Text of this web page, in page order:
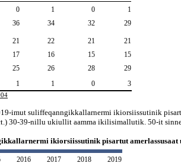
0 1 0
1
36 34 32
29
21 22 21
21
17 16 15
15
25 26 28
29
1 1 0 3
imut suliffeqanngikkallarnermi ikiorsiissutinik
30-39-nillu ukiullit aamma ikilisimallutik. 50-it
ikiorsiissutinik pisartut
2016 2017 2018
2019